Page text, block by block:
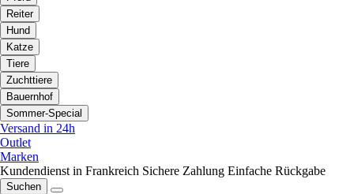
Reiter
Hund
Katze
Tiere
Zuchttiere
Bauernhof
Sommer-Special
Versand in 24h
Outlet
Marken
Kundendienst in Frankreich Sichere Zahlung Einfache Rückgabe
Suchen